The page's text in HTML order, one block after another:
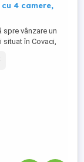
4 camere,
spre vânzare un
situat în Covaci,
câteva minute de
și eficient,
teren generos de